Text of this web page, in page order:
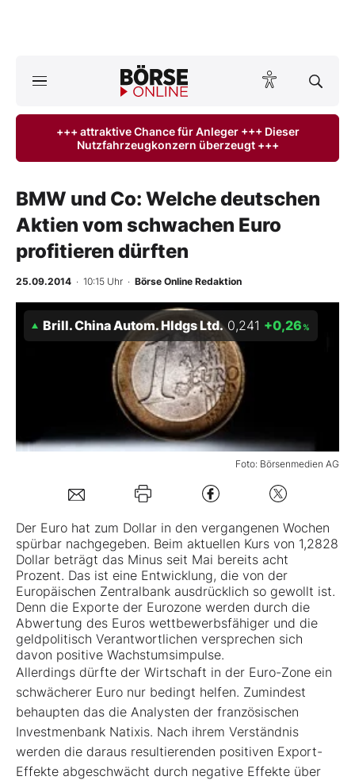
ktuelle Ausgabe BÖRSE ONLINE lesen
Finanz-Check
BO-Musterdepots
Experten
Mein Konto
Folgen Sie uns
Kontakt
+++ attraktive Chance für Anleger +++ Dieser
Nutzfahrzeugkonzern überzeugt +++
BMW und Co: Welche deutschen
Aktien vom schwachen Euro
profitieren dürften
25.09.2014 · 10:15 Uhr · Börse Online Redaktion
Foto: Börsenmedien AG
Brill. China Autom. Hldgs Ltd. 0,241 +0,26 %
Der Euro hat zum Dollar in den vergangenen Wochen
spürbar nachgegeben. Beim aktuellen Kurs von 1,2828
Dollar beträgt das Minus seit Mai bereits acht
Prozent. Das ist eine Entwicklung, die von der
Europäischen Zentralbank ausdrücklich so gewollt ist.
Denn die Exporte der Eurozone werden durch die
Abwertung des Euros wettbewerbsfähiger und die
geldpolitisch Verantwortlichen versprechen sich
davon positive Wachstumsimpulse.
Allerdings dürfte der Wirtschaft in der Euro-Zone ein
schwächerer Euro nur bedingt helfen. Zumindest
behaupten das die Analysten der französischen
Investmenbank Natixis. Nach ihrem Verständnis
werden die daraus resultierenden positiven Export-
Effekte abgeschwächt durch negative Effekte über